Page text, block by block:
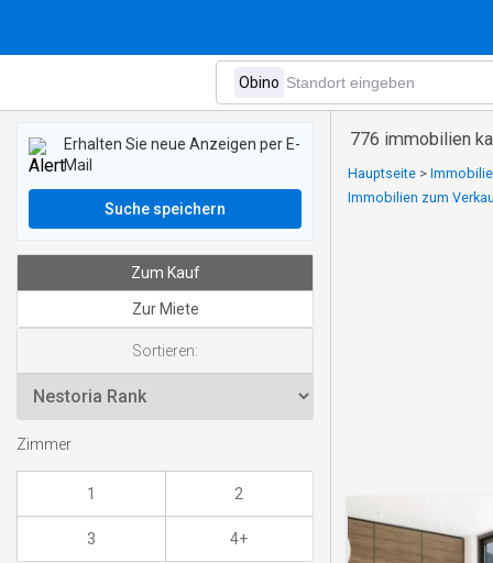
776 immobilien
Hauptseite >
Immobilien zum
Erhalten Sie neue Anzeigen per E-
Mail
Suche speichern
Zum Kauf
Zur Miete
Sortieren:
Zimmer
1 2
3 4+